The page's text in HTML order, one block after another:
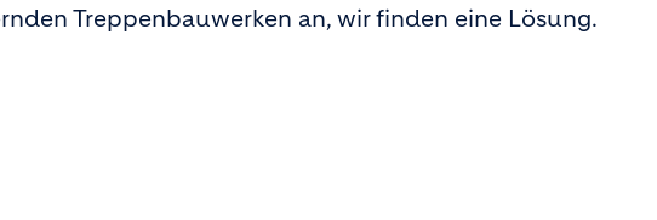
Treppenbauwerken an, wir finden eine Lösung.